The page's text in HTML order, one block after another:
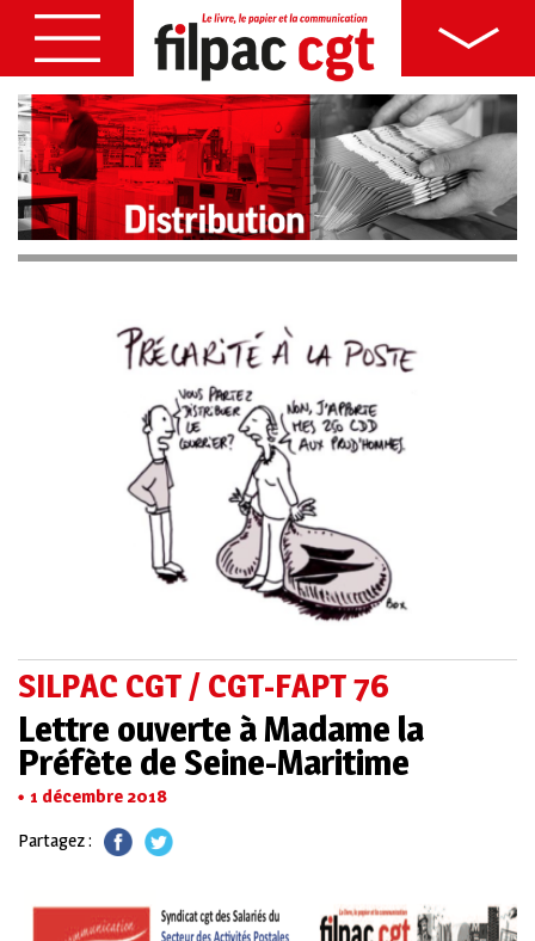
SILPAC CGT / CGT-FAPT 76
Lettre ouverte à Madame la
Préfète de Seine-Maritime
1 décembre 2018
Partagez :